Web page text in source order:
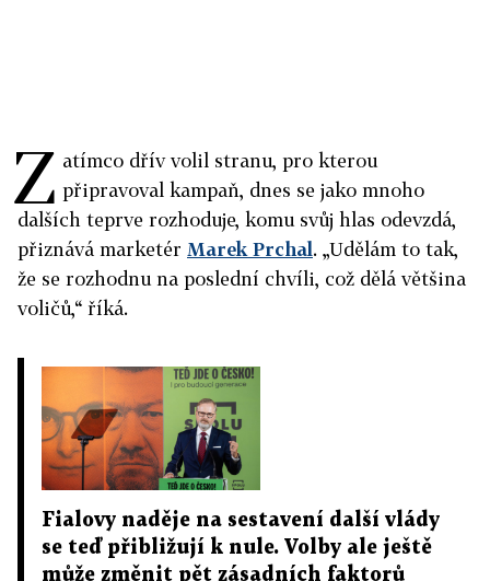
Z atímco dřív volil stranu, pro kterou
připravoval kampaň, dnes se jako mnoho
dalších teprve rozhoduje, komu svůj hlas odevzdá,
přiznává marketér Marek Prchal. „Udělám to tak,
že se rozhodnu na poslední chvíli, což dělá většina
voličů,“ říká.
Fialovy naděje na sestavení další vlády
se teď přibližují k nule. Volby ale ještě
může změnit pět zásadních faktorů